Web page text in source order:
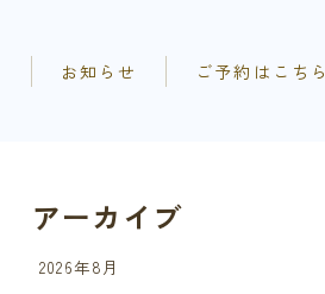
お知らせ ご予約はこちら
アーカイブ
2026年8月